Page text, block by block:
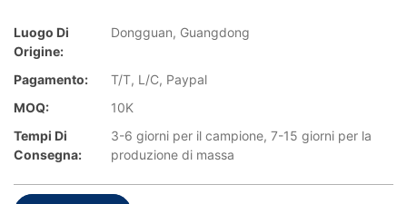
Luogo Di
Origine:
Dongguan, Guangdong
Pagamento:
T/T, L/C, Paypal
MOQ:
10K
Tempi Di
Consegna:
3-6 giorni per il campione, 7-15 giorni per la
produzione di massa